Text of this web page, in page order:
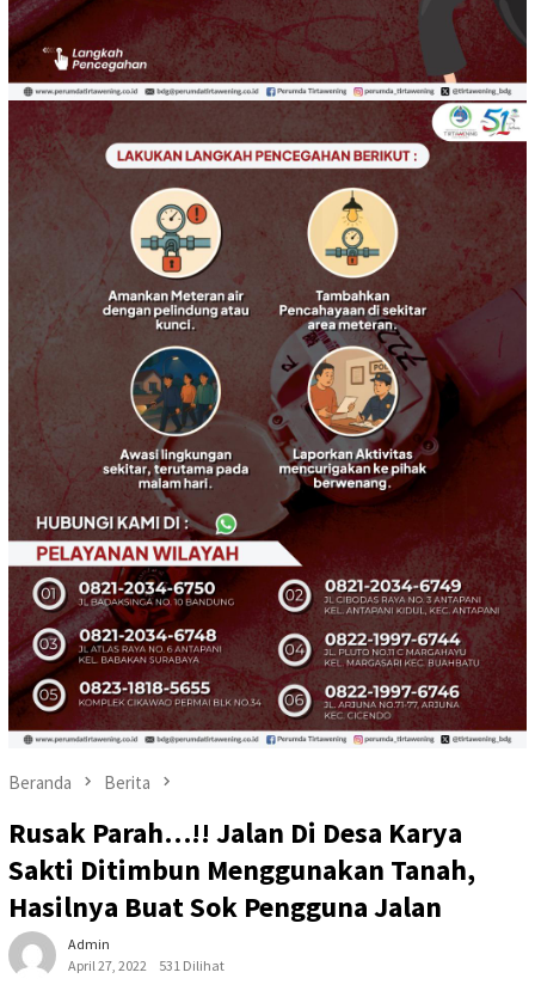
Beranda Berita
Rusak Parah…!! Jalan Di Desa Karya
Sakti Ditimbun Menggunakan Tanah,
Hasilnya Buat Sok Pengguna Jalan
Admin
April 27, 2022
531 Dilihat